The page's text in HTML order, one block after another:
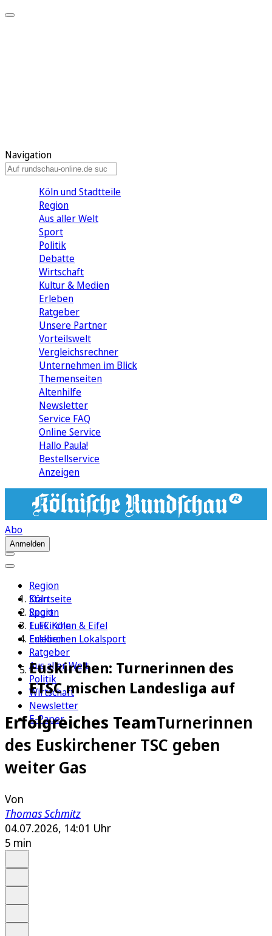
Navigation
Köln und Stadtteile
Region
Aus aller Welt
Sport
Politik
Debatte
Wirtschaft
Kultur & Medien
Erleben
Ratgeber
Unsere Partner
Vorteilswelt
Vergleichsrechner
Unternehmen im Blick
Themenseiten
Altenhilfe
Newsletter
Service FAQ
Online Service
Hallo Paula!
Bestellservice
Anzeigen
Abo
Anmelden
Region
Köln
Sport
1. FC Köln
Erleben
Ratgeber
Aus aller Welt
Politik
Wirtschaft
Newsletter
E-Paper
Startseite
Region
Euskirchen & Eifel
Euskirchen Lokalsport
Euskirchen: Turnerinnen des
ETSC mischen Landesliga auf
Erfolgreiches TeamTurnerinnen
des Euskirchener TSC geben
weiter Gas
Von
Thomas Schmitz
04.07.2026, 14:01 Uhr
5 min